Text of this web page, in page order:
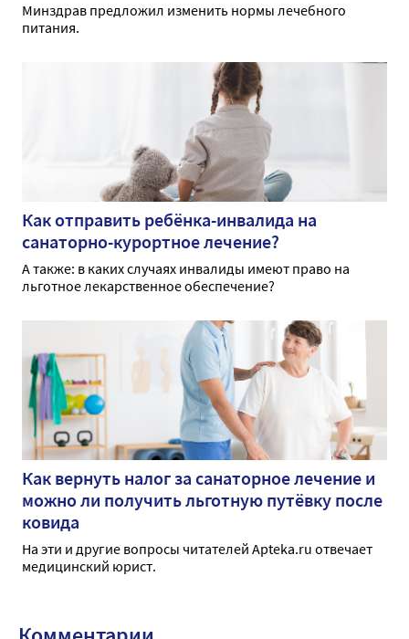
Минздрав предложил изменить нормы лечебного
питания.
Как отправить ребёнка-инвалида на
санаторно-курортное лечение?
А также: в каких случаях инвалиды имеют право на
льготное лекарственное обеспечение?
Как вернуть налог за санаторное лечение и
можно ли получить льготную путёвку после
ковида
На эти и другие вопросы читателей Apteka.ru отвечает
медицинский юрист.